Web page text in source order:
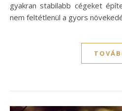
gyakran stabilabb cégeket
nem feltétlenül a gyors